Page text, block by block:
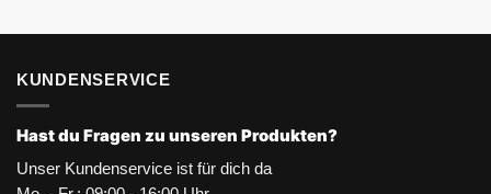
KUNDENSERVICE
Hast du Fragen zu unseren Produkten?
Unser Kundenservice ist für dich da